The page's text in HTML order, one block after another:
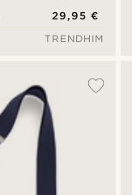
29,95 €
TRENDHIM